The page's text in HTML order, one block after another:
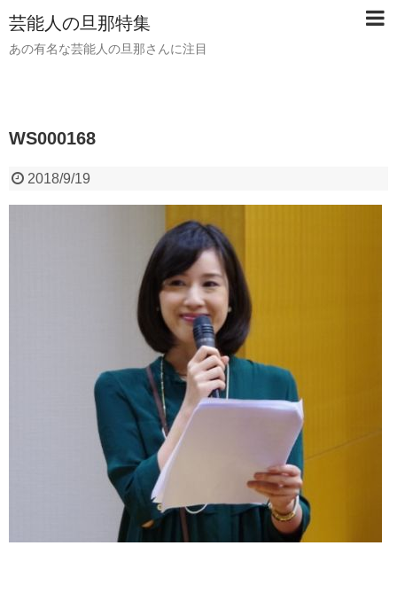
芸能人の旦那特集
あの有名な芸能人の旦那さんに注目
WS000168
2018/9/19